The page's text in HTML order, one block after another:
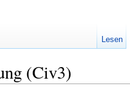
(Civ3)
Lesen